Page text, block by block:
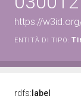
https://
ENTITÀ DI TIPO:
rdfs: label